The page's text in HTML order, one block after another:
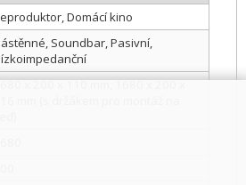
Domácí kino
Soundbar, Pasivní,
x 200 x 110 mm, 1680 x 200 x